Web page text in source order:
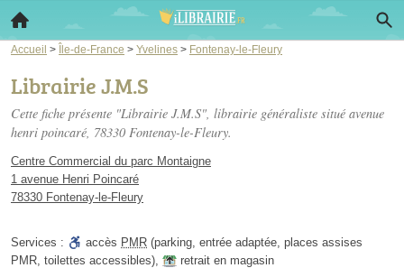
Accueil > Île-de-France > Yvelines > Fontenay-le-Fleury
Librairie J.M.S
Cette fiche présente "Librairie J.M.S", librairie généraliste situé avenue
henri poincaré, 78330 Fontenay-le-Fleury.
Centre Commercial du parc Montaigne
1 avenue Henri Poincaré
78330 Fontenay-le-Fleury
Services : accès PMR (parking, entrée adaptée, places assises
PMR, toilettes accessibles),
retrait en magasin